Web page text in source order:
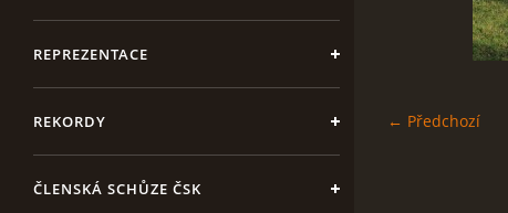
REPREZENTACE
REKORDY
ČLENSKÁ SCHŮZE ČSK
← Předchozí